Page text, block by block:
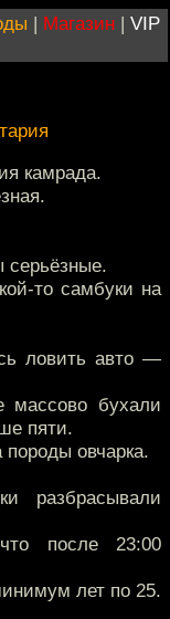
| Магазин | VIP
камрада.
то самбуки на
ловить авто —
массово бухали
пяти.
овчарка.
разбрасывали
после 23:00
лет по 25.